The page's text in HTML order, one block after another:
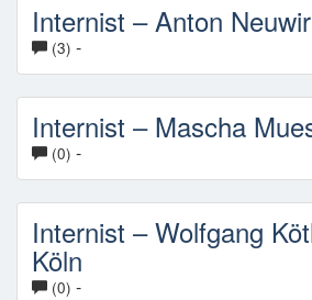
Internist – Anton
(3) -
Internist – Mascha
(0) -
Internist – Wolfgang
Köln
(0) -